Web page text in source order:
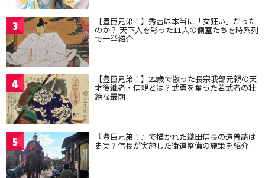
3 【豊臣兄弟！】秀吉は本当に「女狂い」だった
のか？ 天下人を彩った11人の側室たちを時系列
で一挙紹介
4 【豊臣兄弟！】22歳で散った長宗我部元親の天
才後継者・信親とは？武勇を奮った若武者の壮
絶な最期
5 『豊臣兄弟！』で描かれた織田信長の道普請は
史実？信長が実施した街道整備の施策を紹介